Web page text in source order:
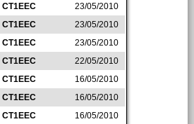
CT1EEC
23/05/2010
CT1EEC
23/05/2010
CT1EEC
23/05/2010
CT1EEC
22/05/2010
CT1EEC
16/05/2010
CT1EEC
16/05/2010
CT1EEC
16/05/2010